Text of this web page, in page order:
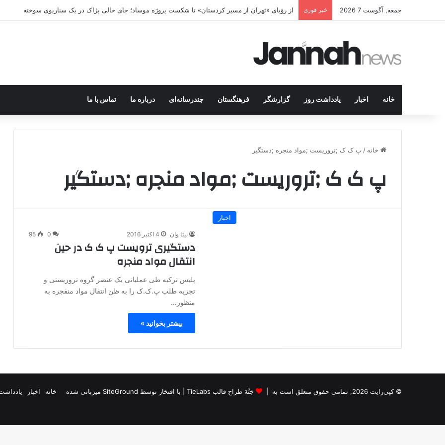
جمعه, آگوست 7 2026 خبر فوری از رؤیای «تهران از مسیر کردستان» تا شکست پروژه موساد؛ جای خالی پژاک در یک سناریوی سوخته
خانه اخبار یادداشت روز گزارشگر فرهنگستان چندرسانه‌ای درباره ما تماس با ما
خانه / پ ک ک ;تروریست ;مواد منجره ;دستگیر
پ ک ک ;تروریست ;مواد منجره ;دستگیر
اخبار
بیتا وان 4 اکتبر 2016 0
95
دستگیری ترویست پ ک ک در حین
انتقال مواد منجره
پلیس ترکیه طی عملیاتی یک عنصر گروه تروریستی و
تجزیه‌ طلب پ.ک.ک را به ظن انتقال مواد منفجره به
منظور…
بیشتر بخوانید »
© کپی‌رایت 2026, تمامی حقوق متعلق است به | جَنَّة طراح قالب TieLabs | با افتخار توسط SiteGround میزبانی شده خانه اخبار